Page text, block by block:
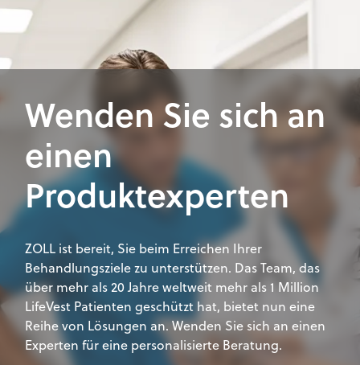
Wenden Sie sich an
einen
Produktexperten
ZOLL ist bereit, Sie beim Erreichen Ihrer
Behandlungsziele zu unterstützen. Das Team, das
über mehr als 20 Jahre weltweit mehr als 1 Million
LifeVest Patienten geschützt hat, bietet nun eine
Reihe von Lösungen an. Wenden Sie sich an einen
Experten für eine personalisierte Beratung.